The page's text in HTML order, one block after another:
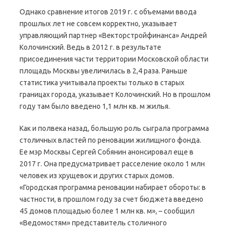
Однако сравнение итогов 2019 г. с объемами ввода
прошлых лет не совсем корректно, указывает
управляющий партнер «Векторстройфинанса» Андрей
Колочинский. Ведь в 2012 г. в результате
присоединения части территории Московской области
площадь Москвы увеличилась в 2,4 раза. Раньше
статистика учитывала проекты только в старых
границах города, указывает Колочинский. Но в прошлом
году там было введено 1,1 млн кв. м жилья.
Как и полвека назад, большую роль сыграла программа
столичных властей по реновации жилищного фонда.
Ее мэр Москвы Сергей Собянин анонсировал еще в
2017 г. Она предусматривает расселение около 1 млн
человек из хрущевок и других старых домов.
«Городская программа реновации набирает обороты: в
частности, в прошлом году за счет бюджета введено
45 домов площадью более 1 млн кв. м», – сообщил
«Ведомостям» представитель столичного